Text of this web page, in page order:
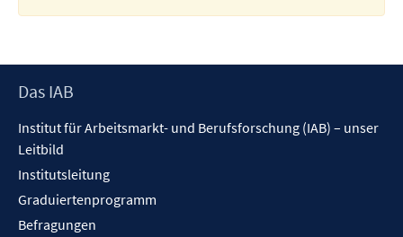
Footer
Das IAB
Institut für Arbeitsmarkt- und Berufsforschung (IAB) – unser
Leitbild
Institutsleitung
Graduiertenprogramm
Befragungen